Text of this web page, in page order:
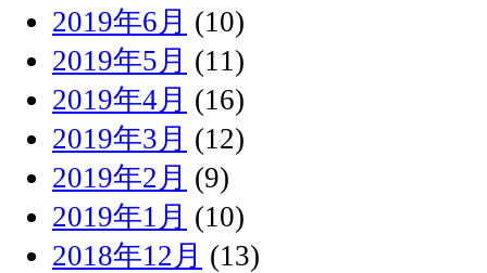
2019年6月 (10)
2019年5月 (11)
2019年4月 (16)
2019年3月 (12)
2019年2月 (9)
2019年1月 (10)
2018年12月 (13)